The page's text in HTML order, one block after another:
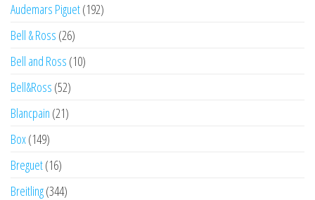
Audemars Piguet(192)
Bell & Ross (26)
Bell and Ross (10)
Bell&Ross (52)
Blancpain (21)
Box(149)
Breguet(16)
Breitling(344)